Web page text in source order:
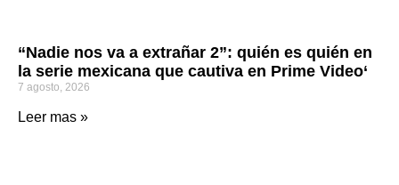
“Nadie nos va a extrañar 2”: quién es quién en
la serie mexicana que cautiva en Prime Video‘
7 agosto, 2026
Leer mas »